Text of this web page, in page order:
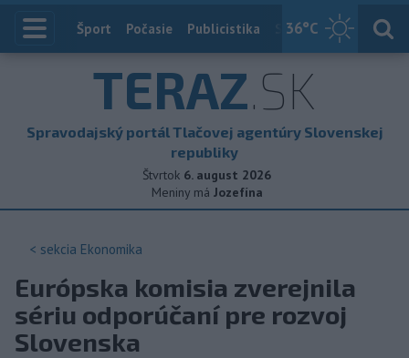
36°C
Index
Šport Počasie Publicistika Slovensko
TERAZ.SK
Spravodajský portál Tlačovej agentúry Slovenskej
republiky
Štvrtok 6. august 2026
Meniny má Jozefína
< sekcia Ekonomika
Európska komisia zverejnila
sériu odporúčaní pre rozvoj
Slovenska